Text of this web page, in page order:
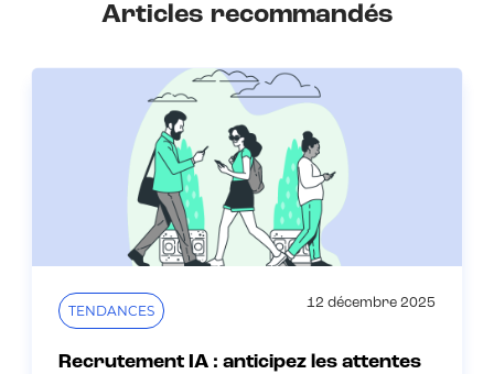
Articles recommandés
TENDANCES 12 décembre 2025
Recrutement IA : anticipez les attentes